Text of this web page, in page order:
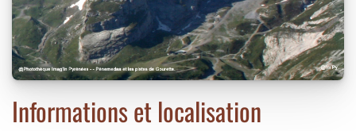
Informations et localisation